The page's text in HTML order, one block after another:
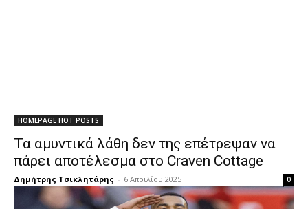
HOMEPAGE HOT POSTS
Τα αμυντικά λάθη δεν της επέτρεψαν να
πάρει αποτέλεσμα στο Craven Cottage
Δημήτρης Τσικλητάρης - 6 Απριλίου 2025 0